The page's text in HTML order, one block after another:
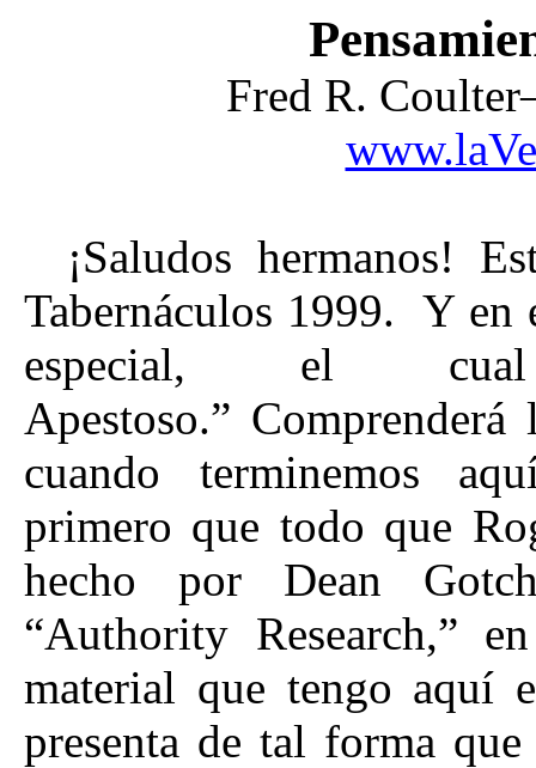
Fred R.
¡Saludos hermanos!
Tabernáculos 1999. Y en
especial, el cual
Apestoso.”
cuando terminemos
primero que todo que
hecho por Dean
“Authority Research,”
material que tengo aquí
presenta de tal forma